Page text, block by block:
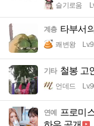
슬기로움
계층 타부서
쾌변왕
기타 철봉 고
언데드
연예 프로미